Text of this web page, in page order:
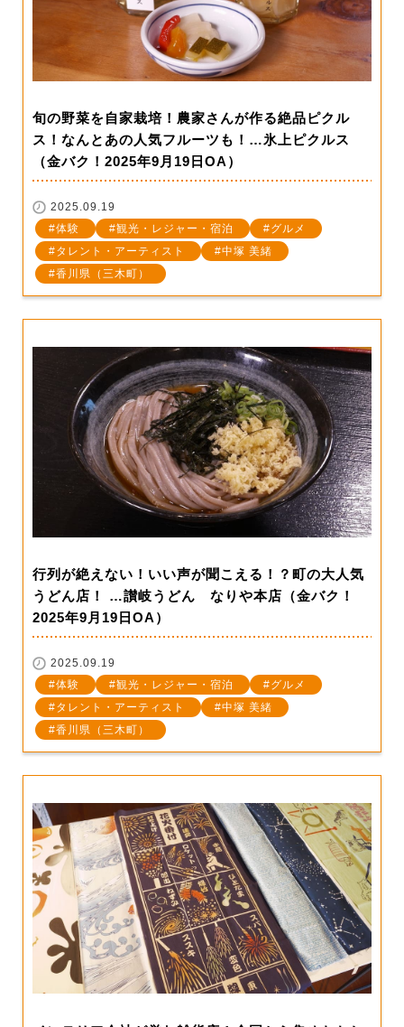
旬の野菜を自家栽培！農家さんが作る絶品ピクル
ス！なんとあの人気フルーツも！…氷上ピクルス
（金バク！2025年9月19日OA）
2025.09.19
体験
観光・レジャー・宿泊
グルメ
タレント・アーティスト
中塚 美緒
香川県（三木町）
行列が絶えない！いい声が聞こえる！？町の大人気
うどん店！ …讃岐うどん なりや本店（金バク！
2025年9月19日OA）
2025.09.19
体験
観光・レジャー・宿泊
グルメ
タレント・アーティスト
中塚 美緒
香川県（三木町）